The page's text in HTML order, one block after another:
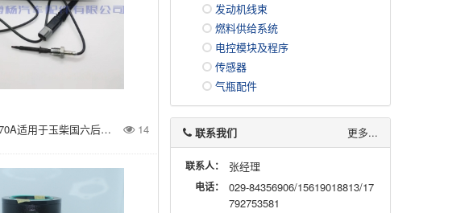
D5000-1205170A适用于玉柴国六后排温传感器 14
发动机线束
燃料供给系统
电控模块及程序
传感器
气瓶配件
联系我们 更多...
联系人： 张经理
电话：
029-84356906/15619018813/17
792753581